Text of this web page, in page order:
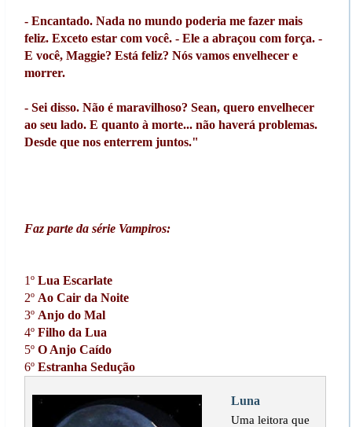
- Encantado. Nada no mundo poderia me fazer mais
feliz. Exceto estar com você. - Ele a abraçou com força. -
E você, Maggie? Está feliz? Nós vamos envelhecer e
morrer.
- Sei disso. Não é maravilhoso? Sean, quero envelhecer
ao seu lado. E quanto à morte... não haverá problemas.
Desde que nos enterrem juntos."
Faz parte da série Vampiros:
1º Lua Escarlate
2º Ao Cair da Noite
3º Anjo do Mal
4º Filho da Lua
5º O Anjo Caído
6ºEstranha Sedução
Luna
Uma leitora que